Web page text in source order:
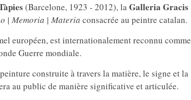
(Barcelone, 1923 - 2012), laGalleria Gracis
| Memoria | Materia consacrée au peintre catalan.
européen, est internationalement reconnu comme
Guerre mondiale.
construite à travers la matière, le signe et la
au public de manière significative et articulée.